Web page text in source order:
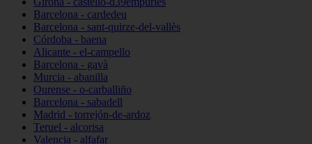
Barcelona - cardedeu
Barcelona - sant-quirze-del-vallès
Córdoba - baena
Alicante - el-campello
Barcelona - gavà
Murcia - abanilla
Ourense - o-carballiño
Barcelona - sabadell
Madrid - torrejón-de-ardoz
Teruel - alcorisa
Valencia - alfafar